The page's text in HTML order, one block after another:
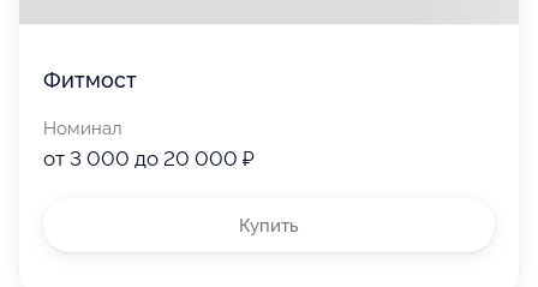
Фитмост
Номинал
от 3 000 до 20 000 ₽
Купить